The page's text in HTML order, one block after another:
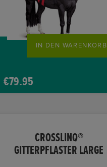
€79.95
IN DEN WARENKORB
CROSSLINQ®
GITTERPFLASTER LARGE